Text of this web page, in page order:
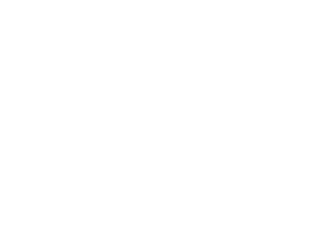
по внутренней и внешней оптимизации